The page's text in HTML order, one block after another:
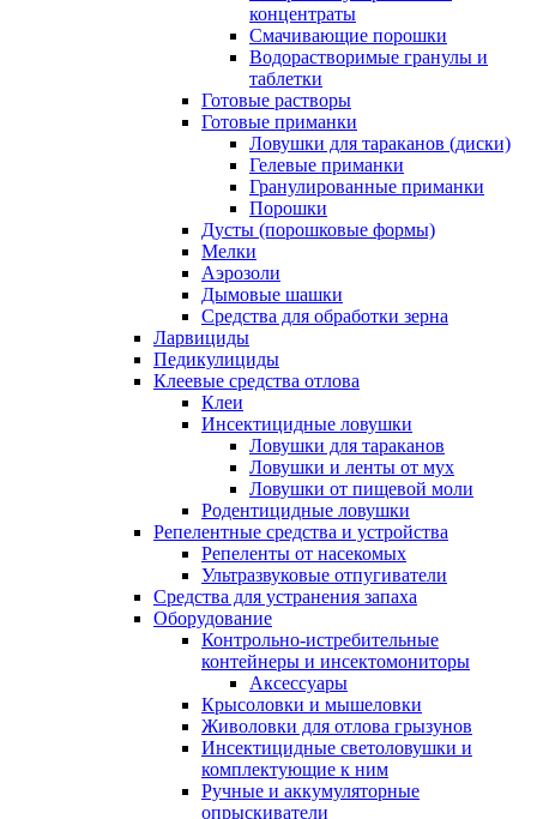
концентраты
Смачивающие порошки
Водорастворимые гранулы и
таблетки
Готовые растворы
Готовые приманки
Ловушки для тараканов (диски)
Гелевые приманки
Гранулированные приманки
Порошки
Дусты (порошковые формы)
Мелки
Аэрозоли
Дымовые шашки
Средства для обработки зерна
Ларвициды
Педикулициды
Клеевые средства отлова
Клеи
Инсектицидные ловушки
Ловушки для тараканов
Ловушки и ленты от мух
Ловушки от пищевой моли
Родентицидные ловушки
Репелентные средства и устройства
Репеленты от насекомых
Ультразвуковые отпугиватели
Средства для устранения запаха
Оборудование
Контрольно-истребительные
контейнеры и инсектомониторы
Аксессуары
Крысоловки и мышеловки
Живоловки для отлова грызунов
Инсектицидные светоловушки и
комплектующие к ним
Ручные и аккумуляторные
опрыскиватели